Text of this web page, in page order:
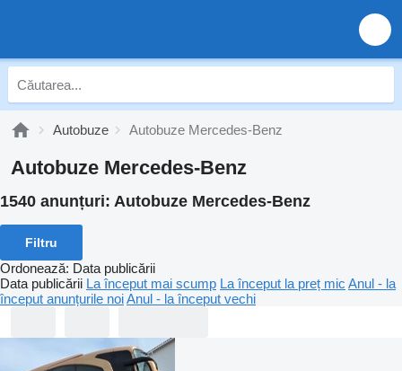
Autobuze Autobuze Mercedes-Benz
Autobuze Mercedes-Benz
1540 anunțuri: Autobuze Mercedes-Benz
Filtru
Ordonează: Data publicării
Data publicării La început mai scump La început la preț mic Anul - la
început anunțurile noiAnul - la început vechi